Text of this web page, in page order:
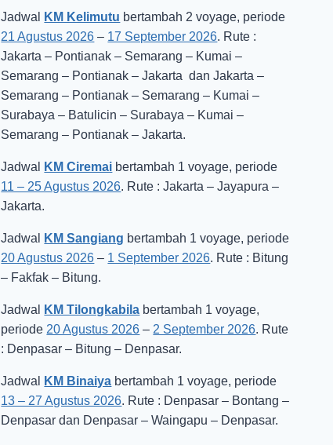
Jadwal KM Kelimutu bertambah 2 voyage, periode
21 Agustus 2026 – 17 September 2026. Rute :
Jakarta – Pontianak – Semarang – Kumai –
Semarang – Pontianak – Jakarta dan Jakarta –
Semarang – Pontianak – Semarang – Kumai –
Surabaya – Batulicin – Surabaya – Kumai –
Semarang – Pontianak – Jakarta.
Jadwal KM Ciremai bertambah 1 voyage, periode
11 – 25 Agustus 2026. Rute : Jakarta – Jayapura –
Jakarta.
Jadwal KM Sangiang bertambah 1 voyage, periode
20 Agustus 2026 – 1 September 2026. Rute : Bitung
– Fakfak – Bitung.
Jadwal KM Tilongkabila bertambah 1 voyage,
periode 20 Agustus 2026 – 2 September 2026. Rute
: Denpasar – Bitung – Denpasar.
Jadwal KM Binaiya bertambah 1 voyage, periode
13 – 27 Agustus 2026. Rute : Denpasar – Bontang –
Denpasar dan Denpasar – Waingapu – Denpasar.